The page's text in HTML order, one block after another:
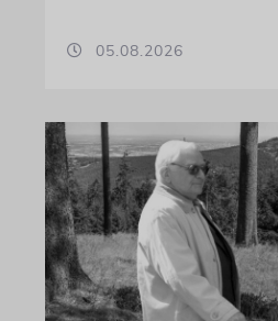
05.08.2026